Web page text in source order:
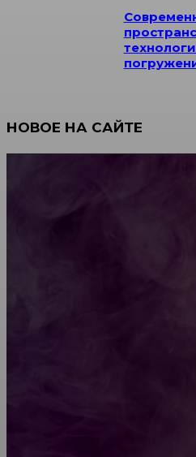
НОВОЕ НА САЙТЕ
Как выбрать место для